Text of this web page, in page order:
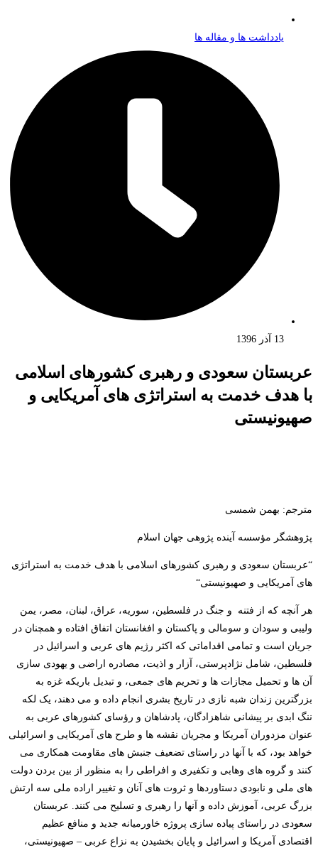
یادداشت ها و مقاله ها
13 آذر 1396
عربستان سعودی و رهبری کشورهای اسلامی
با هدف خدمت به استراتژی های آمریکایی و
صهیونیستی
مترجم: بهمن شمسی
پژوهشگر مؤسسه آینده پژوهی جهان اسلام
“عربستان سعودی و رهبری کشورهای اسلامی با هدف خدمت به استراتژی
های آمریکایی و صهیونیستی“
هر آنچه که از فتنه و جنگ در فلسطین، سوریه، عراق، لبنان، مصر، یمن
ولیبی و سودان و سومالی و پاکستان و افغانستان اتفاق افتاده و همچنان در
جریان است و تمامی اقداماتی که اکثر رژیم های عربی و اسرائیل در
فلسطین، شامل نژادپرستی، آزار و اذیت، مصادره اراضی و یهودی سازی
آن ها و تحمیل مجازات ها و تحریم های جمعی، و تبدیل باریکه غزه به
بزرگترین زندان شبه نازی در تاریخ بشری انجام داده و می دهند، یک لکه
ننگ ابدی بر پیشانی شاهزادگان، پادشاهان و رؤسای کشورهای عربی به
عنوان مزدوران آمریکا و مجریان نقشه ها و طرح های آمریکایی و اسرائیلی
خواهد بود، که با آنها در راستای تضعیف جنبش های مقاومت همکاری می
کنند و گروه های وهابی و تکفیری و افراطی را به منظور از بین بردن دولت
های ملی و نابودی دستاوردها و ثروت های آنان و تغییر اراده ملی سه ارتش
بزرگ عربی، آموزش داده و آنها را رهبری و تسلیح می کنند. عربستان
سعودی در راستای پیاده سازی پروژه خاورمیانه جدید و منافع عظیم
اقتصادی آمریکا و اسرائیل و پایان بخشیدن به نزاع عربی – صهیونیستی،